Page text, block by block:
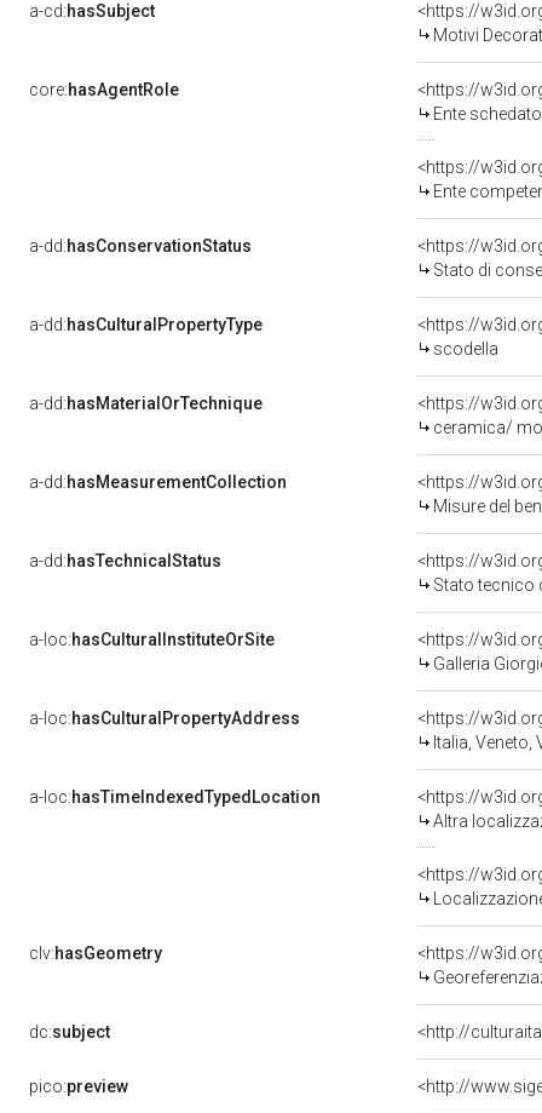
a-cd:hasSubject
<https://
Motivi
core:hasAgentRole
<https://
Ente
<https://
Ente competente per tutela
a-dd:hasConservationStatus
<https://
Stato di
a-dd:hasCulturalPropertyType
scodella
a-dd:hasMaterialOrTechnique
ceramica/
a-dd:hasMeasurementCollection
<https://
Misure del
a-dd:hasTechnicalStatus
<https://
Stato tecnico
a-loc:hasCulturalInstituteOrSite
<https://
Galleria
a-loc:hasCulturalPropertyAddress
<https://
Italia, Veneto,
a-loc:hasTimeIndexedTypedLocation
<https://
Altra
<https://
clv:hasGeometry
<https://
dc:subject <http://
pico:preview